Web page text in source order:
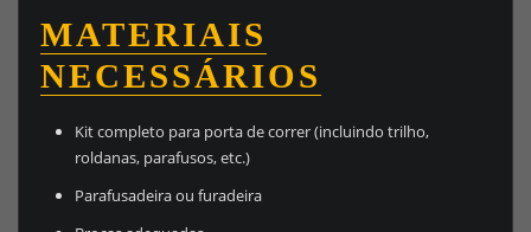
MATERIAIS
NECESSÁRIOS
Kit completo para porta de correr (incluindo trilho,
roldanas, parafusos, etc.)
Parafusadeira ou furadeira